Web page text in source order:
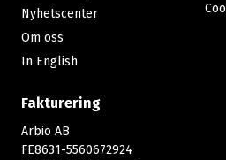
Nyhetscenter
Om oss
In English
Fakturering
Arbio AB
FE8631-5560672924